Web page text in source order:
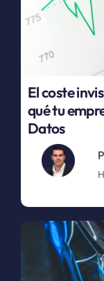
El coste
qué tu
Datos